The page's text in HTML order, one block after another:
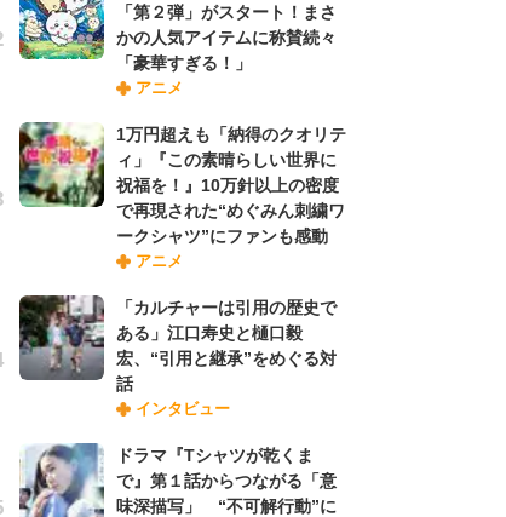
「第２弾」がスタート！まさ
かの人気アイテムに称賛続々
「豪華すぎる！」
アニメ
1万円超えも「納得のクオリテ
ィ」『この素晴らしい世界に
祝福を！』10万針以上の密度
で再現された“めぐみん刺繍ワ
ークシャツ”にファンも感動
アニメ
「カルチャーは引用の歴史で
ある」江口寿史と樋口毅
宏、“引用と継承”をめぐる対
話
インタビュー
ドラマ『Tシャツが乾くま
で』第１話からつながる「意
味深描写」 “不可解行動”に